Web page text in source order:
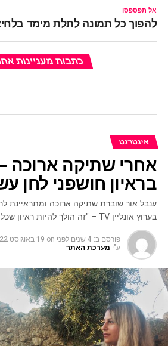
אל תפספסו
להפוך כל תמונה לתלת מימד
כתבות מעניינות
אינטרנט
אחרי שתיקה ארוכה
בראיון חושפני לחן
ענבל אור שוברת שתיקה ארוכה ומתראיינת
בערוץ אונליין TV – "זה הולך להיות ראיון שכל המדינה תדבר עליו"
פורסם ב: 4 שנים לפני on 19 באוגוסט 2022
ע"י מערכת האתר